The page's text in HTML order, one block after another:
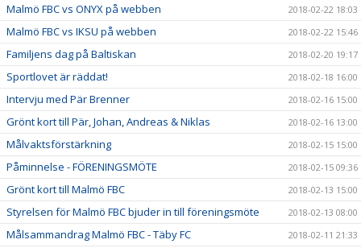
Malmö FBC vs ONYX på webben 2018-02-22 18:03
Malmö FBC vs IKSU på webben 2018-02-22 15:46
Familjens dag på Baltiskan 2018-02-20 19:17
Sportlovet är räddat! 2018-02-18 16:00
Intervju med Pär Brenner 2018-02-16 15:00
Grönt kort till Pär, Johan, Andreas & Niklas 2018-02-16 13:00
Målvaktsförstärkning 2018-02-15 15:00
Påminnelse - FÖRENINGSMÖTE 2018-02-15 09:36
Grönt kort till Malmö FBC 2018-02-13 15:00
Styrelsen för Malmö FBC bjuder in till föreningsmöte 2018-02-13 08:00
Målsammandrag Malmö FBC - Täby FC 2018-02-11 21:33